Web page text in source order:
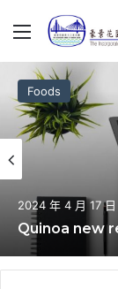
Menu
Foods
2024 年 4 月 17 日
Quinoa new